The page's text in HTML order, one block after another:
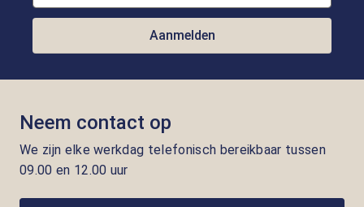
Aanmelden
Neem contact op
We zijn elke werkdag telefonisch bereikbaar tussen
09.00 en 12.00 uur